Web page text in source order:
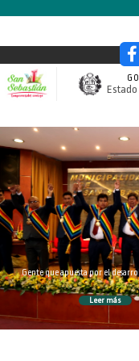
Gente que apuesta por el
Leer más